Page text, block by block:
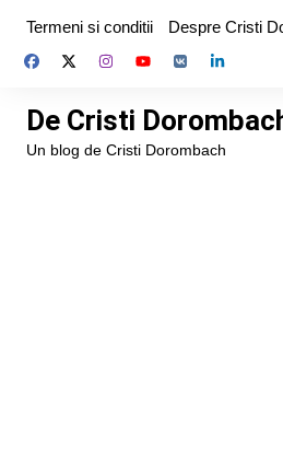
content
Termeni si conditii Despre Cristi
De Cristi
Un blog de Cristi Dorombach